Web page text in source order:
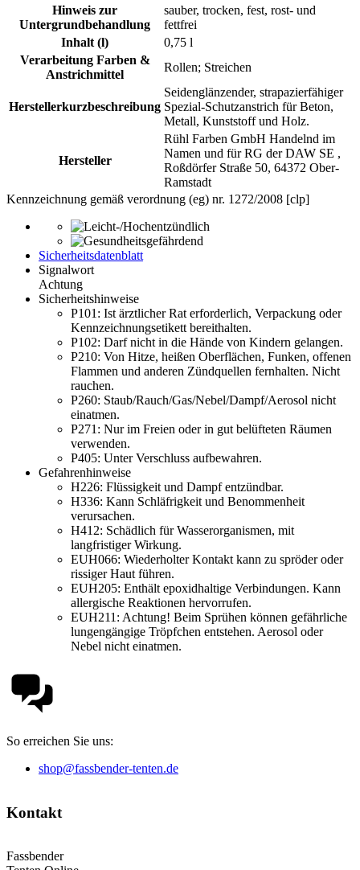
Hinweis zur
Untergrundbehandlung
sauber, trocken, fest, rost- und
fettfrei
Inhalt (l)
0,75 l
Verarbeitung Farben &
Anstrichmittel
Rollen; Streichen
Herstellerkurzbeschreibung
Seidenglänzender, strapazierfähiger
Spezial-Schutzanstrich für Beton,
Metall, Kunststoff und Holz.
Hersteller
Rühl Farben GmbH Handelnd im
Namen und für RG der DAW SE ,
Roßdörfer Straße 50, 64372 Ober-
Ramstadt
Kennzeichnung gemäß verordnung (eg) nr. 1272/2008 [clp]
Sicherheitsdatenblatt
Signalwort
Achtung
Sicherheitshinweise
P101: Ist ärztlicher Rat erforderlich, Verpackung oder
Kennzeichnungsetikett bereithalten.
P102: Darf nicht in die Hände von Kindern gelangen.
P210: Von Hitze, heißen Oberflächen, Funken, offenen
Flammen und anderen Zündquellen fernhalten. Nicht
rauchen.
P260: Staub/Rauch/Gas/Nebel/Dampf/Aerosol nicht
einatmen.
P271: Nur im Freien oder in gut belüfteten Räumen
verwenden.
P405: Unter Verschluss aufbewahren.
Gefahrenhinweise
H226: Flüssigkeit und Dampf entzündbar.
H336: Kann Schläfrigkeit und Benommenheit
verursachen.
H412: Schädlich für Wasserorganismen, mit
langfristiger Wirkung.
EUH066: Wiederholter Kontakt kann zu spröder oder
rissiger Haut führen.
EUH205: Enthält epoxidhaltige Verbindungen. Kann
allergische Reaktionen hervorrufen.
EUH211: Achtung! Beim Sprühen können gefährliche
lungengängige Tröpfchen entstehen. Aerosol oder
Nebel nicht einatmen.
So erreichen Sie uns:
shop@fassbender-tenten.de
Kontakt
Fassbender